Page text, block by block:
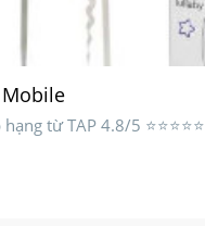
từ TAP 4.8/5 ⭐⭐⭐⭐⭐